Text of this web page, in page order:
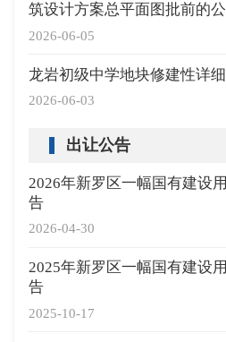
2026-06-05
筑设计方案总平面图批前的
2026-06-03
龙岩初级中学地块修建性详
出让公告
2026-04-30
2026年新罗区一幅国有建设
告
2025-10-17
2025年新罗区一幅国有建设
告